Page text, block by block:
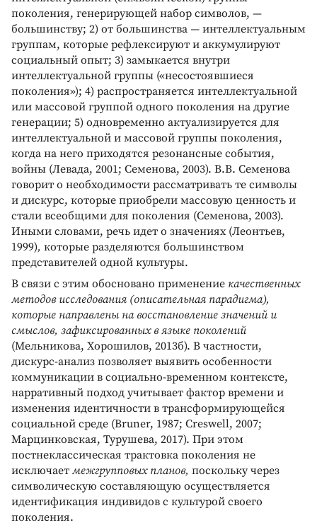
поколения, генерирующей набор символов, —
большинству; 2) от большинства — интеллектуальным
группам, которые рефлексируют и аккумулируют
социальный опыт; 3) замыкается внутри
интеллектуальной группы («несостоявшиеся
поколения»); 4) распространяется интеллектуальной
или массовой группой одного поколения на другие
генерации; 5) одновременно актуализируется для
интеллектуальной и массовой группы поколения,
когда на него приходятся резонансные события,
войны (Левада, 2001; Семенова, 2003). В.В. Семенова
говорит о необходимости рассматривать те символы
и дискурс, которые приобрели массовую ценность и
стали всеобщими для поколения (Семенова, 2003).
Иными словами, речь идет о значениях (Леонтьев,
1999), которые разделяются большинством
представителей одной культуры.
В связи с этим обосновано применение качественных
методов исследования (описательная парадигма),
которые направлены на восстановление значений и
смыслов, зафиксированных в языке поколений
(Мельникова, Хорошилов, 2013б). В частности,
дискурс-анализ позволяет выявить особенности
коммуникации в социально-временном контексте,
нарративный подход учитывает фактор времени и
изменения идентичности в трансформирующейся
социальной среде (Bruner, 1987; Creswell, 2007;
Марцинковская, Турушева, 2017). При этом
постнеклассическая трактовка поколения не
исключает межгрупповых планов, поскольку через
символическую составляющую осуществляется
идентификация индивидов с культурой своего
поколения.